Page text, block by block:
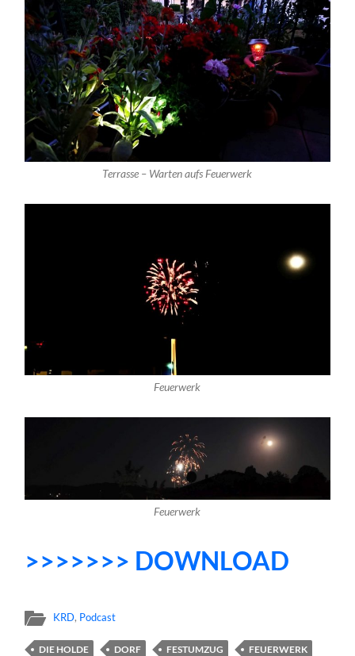
Terrasse – Warten aufs Feuerwerk
Feuerwerk
Feuerwerk
>>>>>>> DOWNLOAD
KRD, Podcast
DIE HOLDE DORF FESTUMZUG
FEUERWERK